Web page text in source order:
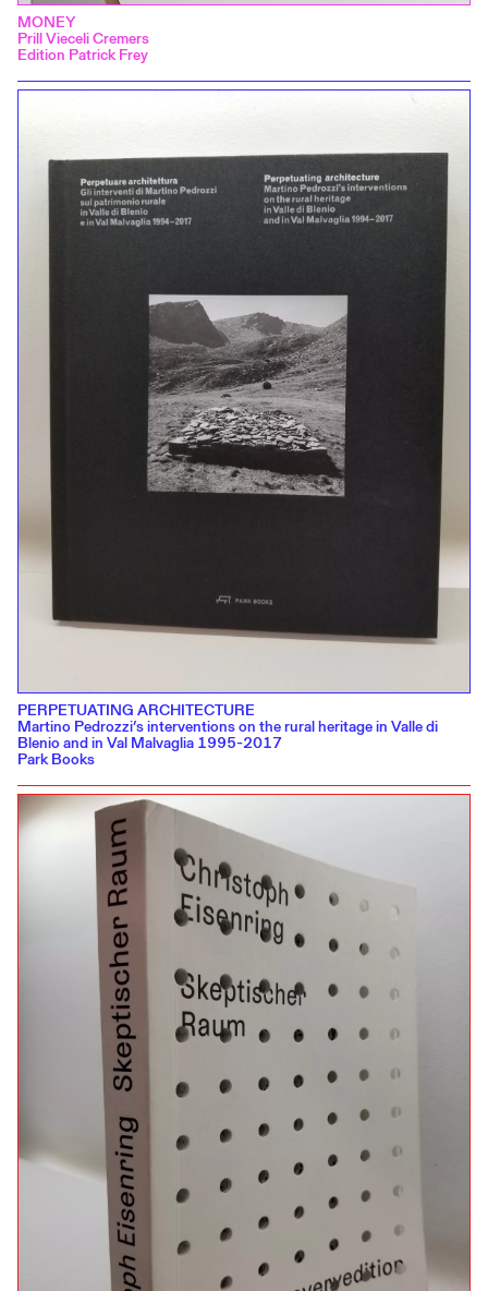
MONEY
Prill Vieceli Cremers
Edition Patrick Frey
PERPETUATING ARCHITECTURE
Martino Pedrozzi’s interventions on the rural heritage in Valle di
Blenio and in Val Malvaglia 1995-2017
Park Books